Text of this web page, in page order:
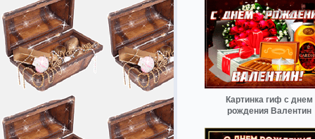
Картинка гиф с днем
рождения Валентин